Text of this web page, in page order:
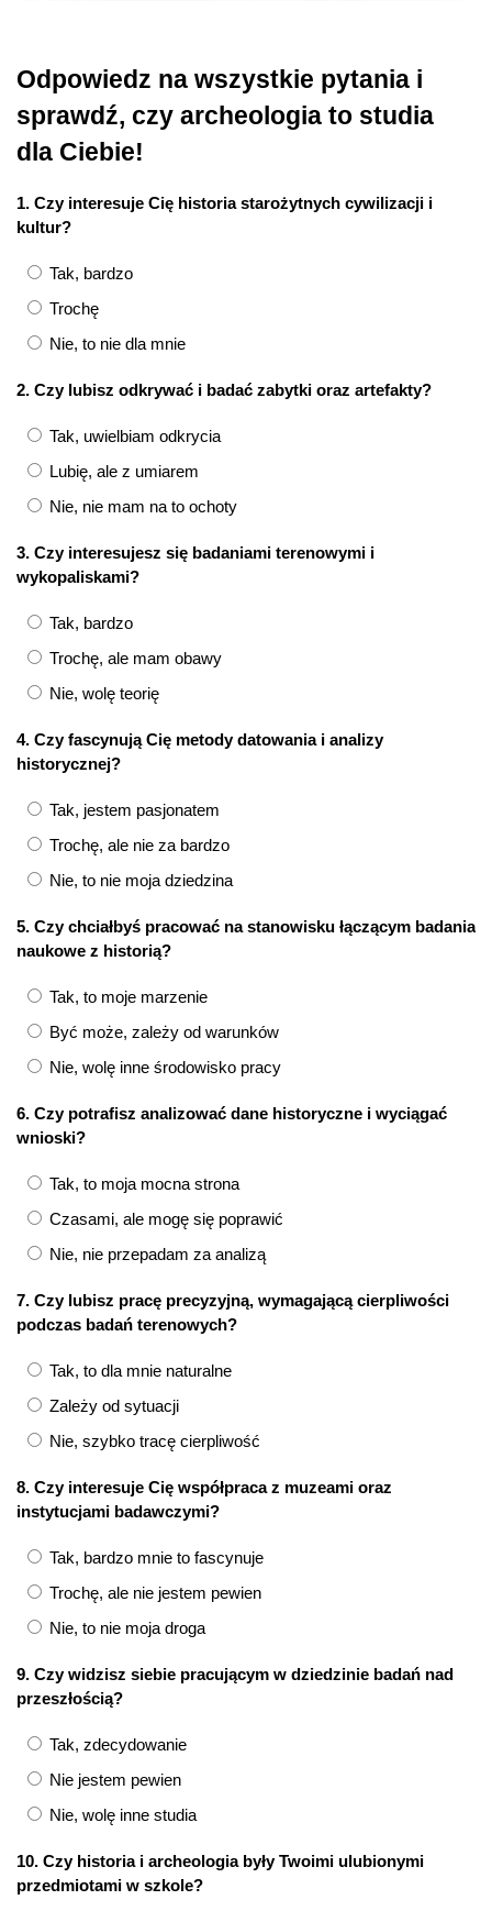
Odpowiedz na wszystkie pytania i
sprawdź, czy archeologia to studia
dla Ciebie!
1. Czy interesuje Cię historia starożytnych cywilizacji i
kultur?
Tak, bardzo
Trochę
Nie, to nie dla mnie
2. Czy lubisz odkrywać i badać zabytki oraz artefakty?
Tak, uwielbiam odkrycia
Lubię, ale z umiarem
Nie, nie mam na to ochoty
3. Czy interesujesz się badaniami terenowymi i
wykopaliskami?
Tak, bardzo
Trochę, ale mam obawy
Nie, wolę teorię
4. Czy fascynują Cię metody datowania i analizy
historycznej?
Tak, jestem pasjonatem
Trochę, ale nie za bardzo
Nie, to nie moja dziedzina
5. Czy chciałbyś pracować na stanowisku łączącym badania
naukowe z historią?
Tak, to moje marzenie
Być może, zależy od warunków
Nie, wolę inne środowisko pracy
6. Czy potrafisz analizować dane historyczne i wyciągać
wnioski?
Tak, to moja mocna strona
Czasami, ale mogę się poprawić
Nie, nie przepadam za analizą
7. Czy lubisz pracę precyzyjną, wymagającą cierpliwości
podczas badań terenowych?
Tak, to dla mnie naturalne
Zależy od sytuacji
Nie, szybko tracę cierpliwość
8. Czy interesuje Cię współpraca z muzeami oraz
instytucjami badawczymi?
Tak, bardzo mnie to fascynuje
Trochę, ale nie jestem pewien
Nie, to nie moja droga
9. Czy widzisz siebie pracującym w dziedzinie badań nad
przeszłością?
Tak, zdecydowanie
Nie jestem pewien
Nie, wolę inne studia
10. Czy historia i archeologia były Twoimi ulubionymi
przedmiotami w szkole?